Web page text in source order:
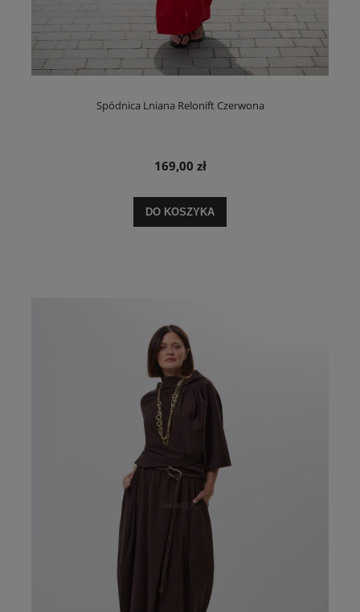
Spódnica Lniana Relonift Czerwona
169,00 zł
DO KOSZYKA